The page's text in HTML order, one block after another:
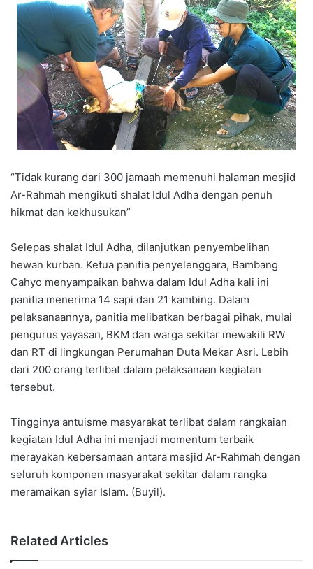
“Tidak kurang dari 300 jamaah memenuhi halaman mesjid
Ar-Rahmah mengikuti shalat Idul Adha dengan penuh
hikmat dan kekhusukan”
Selepas shalat Idul Adha, dilanjutkan penyembelihan
hewan kurban. Ketua panitia penyelenggara, Bambang
Cahyo menyampaikan bahwa dalam Idul Adha kali ini
panitia menerima 14 sapi dan 21 kambing. Dalam
pelaksanaannya, panitia melibatkan berbagai pihak, mulai
pengurus yayasan, BKM dan warga sekitar mewakili RW
dan RT di lingkungan Perumahan Duta Mekar Asri. Lebih
dari 200 orang terlibat dalam pelaksanaan kegiatan
tersebut.
Tingginya antuisme masyarakat terlibat dalam rangkaian
kegiatan Idul Adha ini menjadi momentum terbaik
merayakan kebersamaan antara mesjid Ar-Rahmah dengan
seluruh komponen masyarakat sekitar dalam rangka
meramaikan syiar Islam. (Buyil).
Related Articles